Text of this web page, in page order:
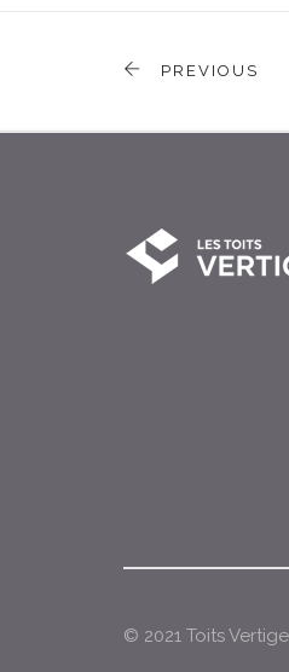
PREVIOUS
© 2021 Toits